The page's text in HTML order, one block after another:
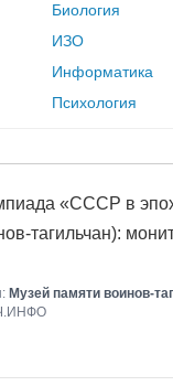
Биология
ИЗО
Информатика
Психология
«СССР в
тагильчан):
Музей памяти воинов-